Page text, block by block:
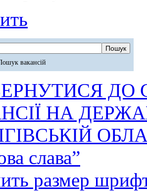
вакансій
ДО
НА
слава”
размер